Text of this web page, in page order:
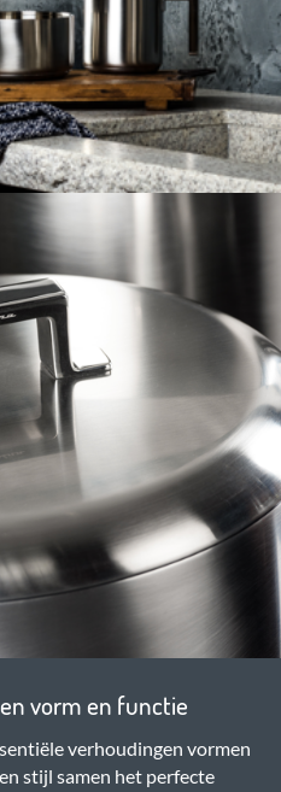
vorm en functie
verhoudingen vormen
stijl samen het perfecte